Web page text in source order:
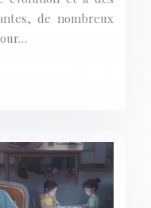
de nombreux